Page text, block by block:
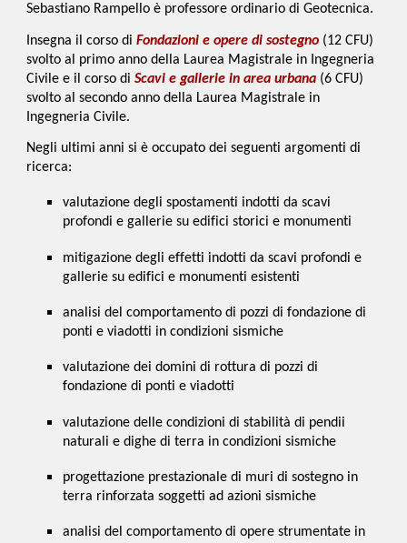
Sebastiano Rampello è professore ordinario di Geotecnica.
Insegna il corso di Fondazioni e opere di sostegno (12 CFU)
svolto al primo anno della Laurea Magistrale in Ingegneria
Civile e il corso di Scavi e gallerie in area urbana (6 CFU)
svolto al secondo anno della Laurea Magistrale in
Ingegneria Civile.
Negli ultimi anni si è occupato dei seguenti argomenti di
ricerca:
valutazione degli spostamenti indotti da scavi
profondi e gallerie su edifici storici e monumenti
mitigazione degli effetti indotti da scavi profondi e
gallerie su edifici e monumenti esistenti
analisi del comportamento di pozzi di fondazione di
ponti e viadotti in condizioni sismiche
valutazione dei domini di rottura di pozzi di
fondazione di ponti e viadotti
valutazione delle condizioni di stabilità di pendii
naturali e dighe di terra in condizioni sismiche
progettazione prestazionale di muri di sostegno in
terra rinforzata soggetti ad azioni sismiche
analisi del comportamento di opere strumentate in